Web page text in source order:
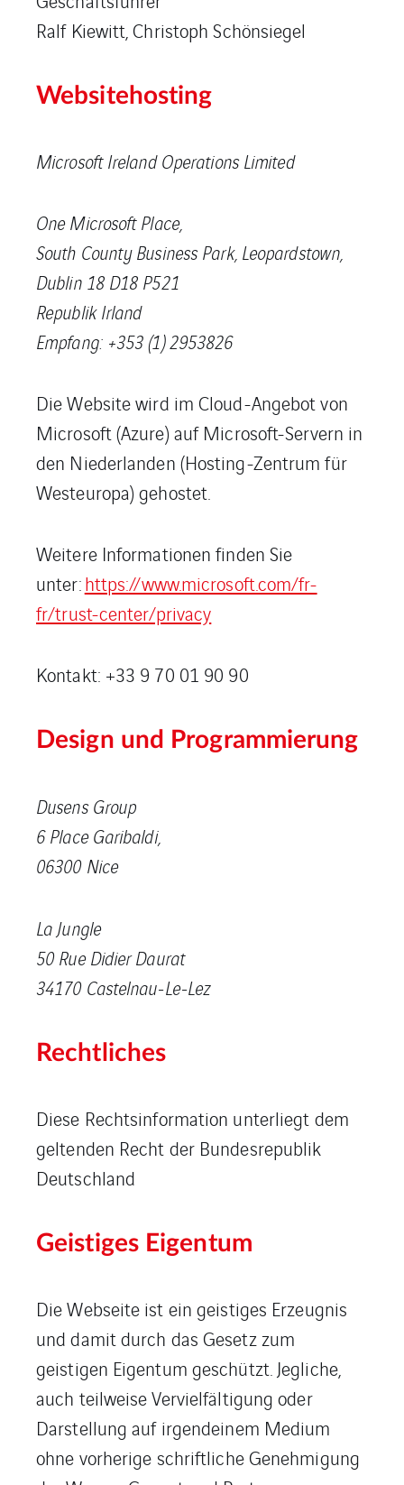
Ralf Kiewitt, Christoph Schönsiegel
Websitehosting
Microsoft Ireland Operations Limited
One Microsoft Place,
South County Business Park, Leopardstown,
Dublin 18 D18 P521
Republik Irland
Empfang: +353 (1) 2953826
Die Website wird im Cloud-Angebot von
Microsoft (Azure) auf Microsoft-Servern in
den Niederlanden (Hosting-Zentrum für
Westeuropa) gehostet.
Weitere Informationen finden Sie
unter:https://www.microsoft.com/fr-
fr/trust-center/privacy
Kontakt: +33 9 70 01 90 90
Design und Programmierung
Dusens Group
6 Place Garibaldi,
06300 Nice
La Jungle
50 Rue Didier Daurat
34170 Castelnau-Le-Lez
Rechtliches
Diese Rechtsinformation unterliegt dem
geltenden Recht der Bundesrepublik
Deutschland
Geistiges Eigentum
Die Webseite ist ein geistiges Erzeugnis
und damit durch das Gesetz zum
geistigen Eigentum geschützt. Jegliche,
auch teilweise Vervielfältigung oder
Darstellung auf irgendeinem Medium
ohne vorherige schriftliche Genehmigung